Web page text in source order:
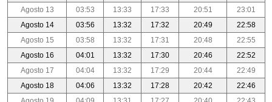
Agosto 13
03:53 13:33 17:33 20:51
23:01
Agosto 14
03:56 13:32 17:32 20:49
22:58
Agosto 15
03:58 13:32 17:31 20:48
22:55
Agosto 16
04:01 13:32 17:30 20:46
22:52
Agosto 17
04:04 13:32 17:29 20:44
22:49
Agosto 18
04:06 13:32 17:28 20:42
22:46